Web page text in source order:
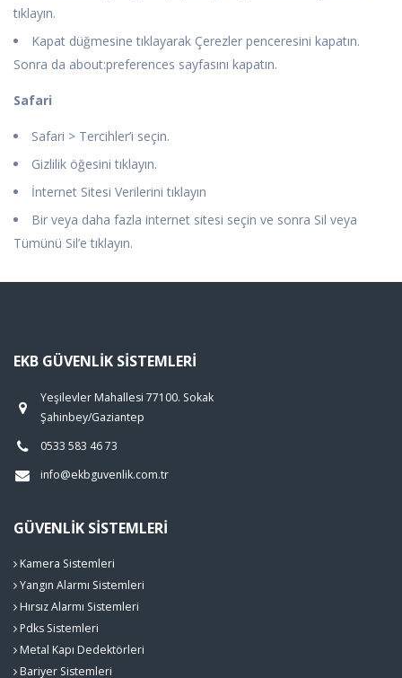
tıklayın.
Kapat düğmesine tıklayarak Çerezler penceresini kapatın.
Sonra da about:preferences sayfasını kapatın.
Safari
Safari > Tercihler’i seçin.
Gizlilik öğesini tıklayın.
İnternet Sitesi Verilerini tıklayın
Bir veya daha fazla internet sitesi seçin ve sonra Sil veya
Tümünü Sil’e tıklayın.
EKB GÜVENLIK SISTEMLERI
Yeşilevler Mahallesi 77100. Sokak
Şahinbey/Gaziantep
0533 583 46 73
info@ekbguvenlik.com.tr
GÜVENLIK SISTEMLERI
Kamera Sistemleri
Yangın Alarmı Sistemleri
Hırsız Alarmı Sistemleri
Pdks Sistemleri
Metal Kapı Dedektörleri
Bariyer Sistemleri